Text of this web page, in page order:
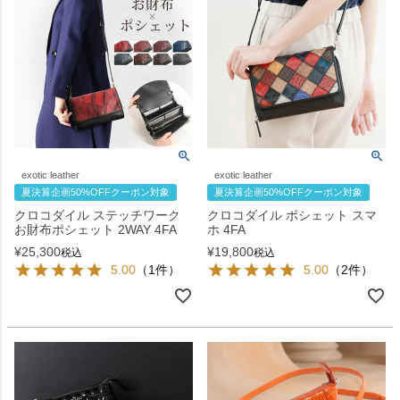
exotic leather
夏決算企画50%OFFクーポン対象
クロコダイル ステッチワーク
お財布ポシェット 2WAY 4FA
¥25,300税込
5.00 （1件）
exotic leather
夏決算企画50%OFFクーポン対象
クロコダイル ポシェット スマ
ホ 4FA
¥19,800税込
5.00 （2件）